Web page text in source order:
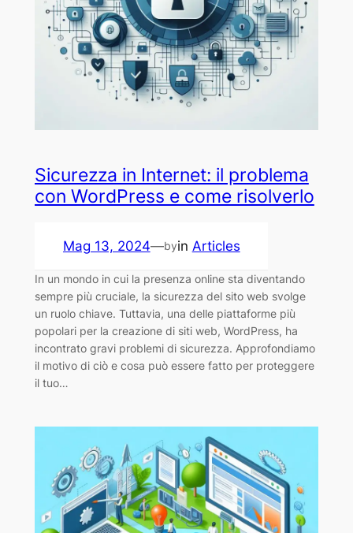
Sicurezza in Internet: il problema
con WordPress e come risolverlo
Mag 13, 2024—byin Articles
In un mondo in cui la presenza online sta diventando
sempre più cruciale, la sicurezza del sito web svolge
un ruolo chiave. Tuttavia, una delle piattaforme più
popolari per la creazione di siti web, WordPress, ha
incontrato gravi problemi di sicurezza. Approfondiamo
il motivo di ciò e cosa può essere fatto per proteggere
il tuo…